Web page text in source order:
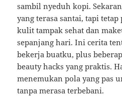
sambil nyeduh kopi.
yang terasa santai, tapi
kulit tampak sehat dan
sepanjang hari. Ini cerita
bekerja buatku, plus
beauty hacks yang praktis.
menemukan pola yang pas
tanpa merasa terbebani.